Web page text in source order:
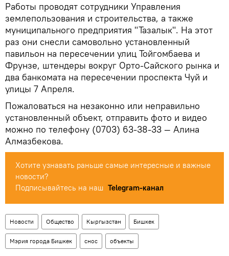
Работы проводят сотрудники Управления
землепользования и строительства, а также
муниципального предприятия "Тазалык". На этот
раз они снесли самовольно установленный
павильон на пересечении улиц Тойгомбаева и
Фрунзе, штендеры вокруг Орто-Сайского рынка и
два банкомата на пересечении проспекта Чуй и
улицы 7 Апреля.
Пожаловаться на незаконно или неправильно
установленный объект, отправить фото и видео
можно по телефону (0703) 63-38-33 — Алина
Алмазбекова.
Хотите узнавать раньше самые интересные и важные
новости?
Подписывайтесь на наш Telegram-канал
Новости Общество Кыргызстан Бишкек
Мэрия города Бишкек снос объекты